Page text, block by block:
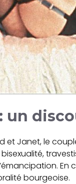
un
et Janet, le
bisexualité,
En
bourgeoise.